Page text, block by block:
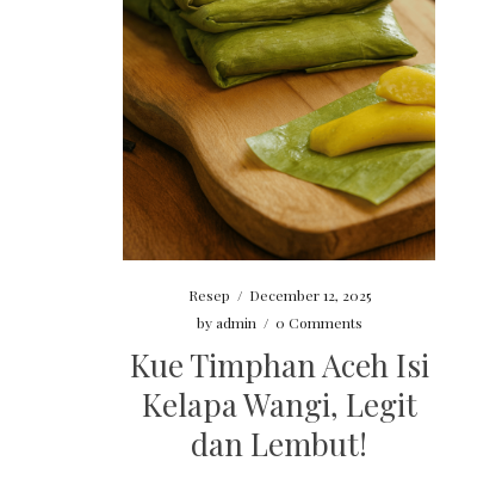
Resep / December 12, 2025
byadmin / 0 Comments
Kue Timphan Aceh Isi
Kelapa Wangi, Legit
dan Lembut!